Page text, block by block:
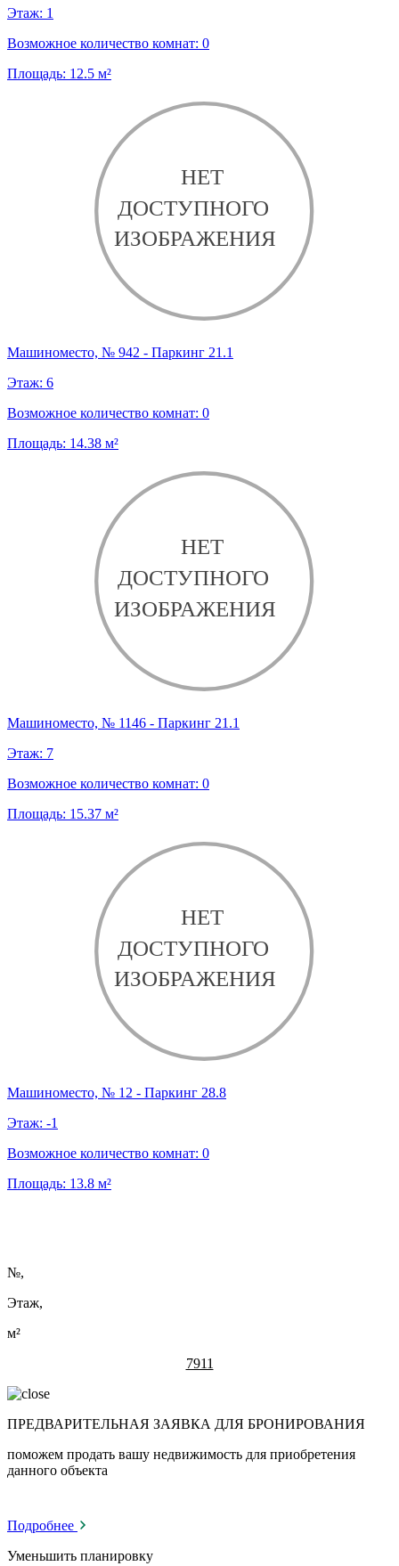
Этаж: 1
Возможное количество комнат: 0
Площадь: 12.5 м²
Машиноместо, № 942 - Паркинг 21.1
Этаж: 6
Возможное количество комнат: 0
Площадь: 14.38 м²
Машиноместо, № 1146 - Паркинг 21.1
Этаж: 7
Возможное количество комнат: 0
Площадь: 15.37 м²
Машиноместо, № 12 - Паркинг 28.8
Этаж: -1
Возможное количество комнат: 0
Площадь: 13.8 м²
№,
Этаж,
м²
7911
ПРЕДВАРИТЕЛЬНАЯ ЗАЯВКА ДЛЯ БРОНИРОВАНИЯ
поможем продать вашу недвижимость для приобретения
данного объекта
Подробнее
Уменьшить планировку